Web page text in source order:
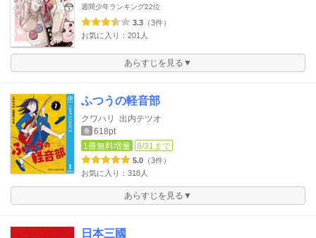
週間少年ランキング22位
3.3 （3件）
お気に入り：201人
あらすじを見る▼
ふつうの軽音部
クワハリ 出内テツオ
巻 618pt
1冊無料増量
8/31まで
5.0 （3件）
お気に入り：318人
あらすじを見る▼
日本三國